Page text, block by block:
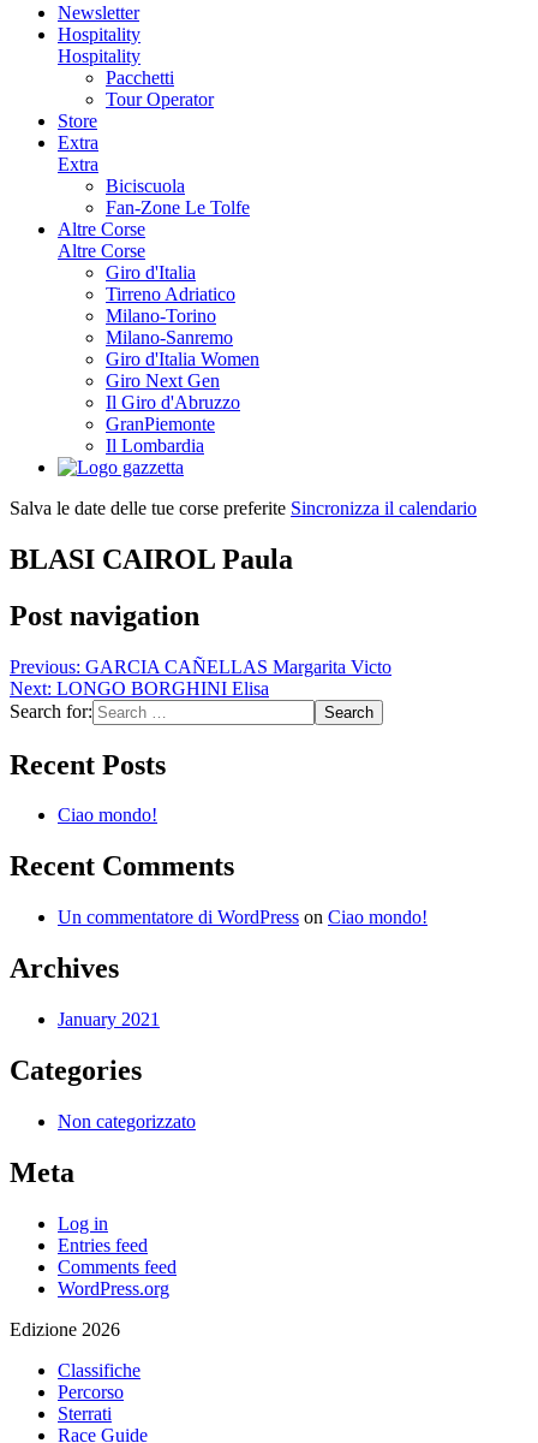
Newsletter
Hospitality
Hospitality
Pacchetti
Tour Operator
Store
Extra
Extra
Biciscuola
Fan-Zone Le Tolfe
Altre Corse
Altre Corse
Giro d'Italia
Tirreno Adriatico
Milano-Torino
Milano-Sanremo
Giro d'Italia Women
Giro Next Gen
Il Giro d'Abruzzo
GranPiemonte
Il Lombardia
Salva le date delle tue corse preferite Sincronizza il calendario
BLASI CAIROL Paula
Post navigation
Previous: GARCIA CAÑELLAS Margarita Victo
Next: LONGO BORGHINI Elisa
Search for:
Recent Posts
Ciao mondo!
Recent Comments
Un commentatore di WordPress on Ciao mondo!
Archives
January 2021
Categories
Non categorizzato
Meta
Log in
Entries feed
Comments feed
WordPress.org
Edizione 2026
Classifiche
Percorso
Sterrati
Race Guide